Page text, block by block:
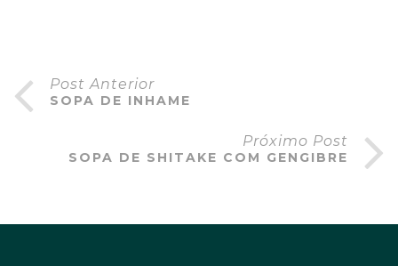
Post Anterior
SOPA DE INHAME
Próximo Post
SOPA DE SHITAKE COM GENGIBRE